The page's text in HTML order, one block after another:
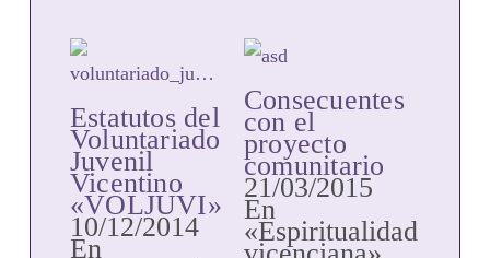
Estatutos del
Voluntariado
Juvenil
Vicentino
«VOLJUVI»
10/12/2014
En
Consecuentes
con el
proyecto
comunitario
21/03/2015
En
«Espiritualidad